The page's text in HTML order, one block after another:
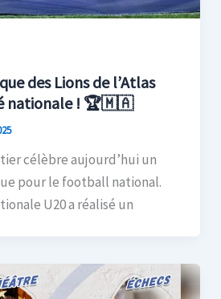
des Lions de l’Atlas
nationale ! 🏆🇲🇦
célèbre aujourd’hui un
pour le football national.
U20 a réalisé un